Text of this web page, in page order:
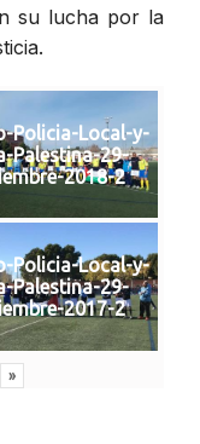
su lucha por la
Policia-Local-y-
Palestina-29-
2018-2
Policia-Local-y-
Palestina-29-
2017-2
»